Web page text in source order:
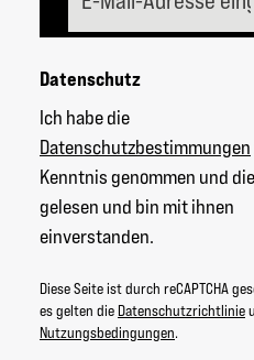
Datenschutz
Ich habe die
Datenschutzbestimmungen
Kenntnis genommen und die
gelesen und bin mit ihnen
einverstanden.
Diese Seite ist durch reCAPTCHA
es gelten die Datenschutzrichtlinie
Nutzungsbedingungen.